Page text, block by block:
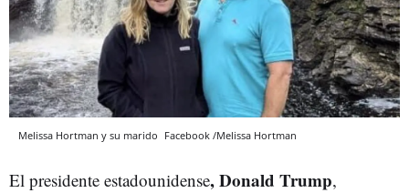
Melissa Hortman y su marido Facebook /Melissa Hortman
El presidente estadounidense, Donald Trump,